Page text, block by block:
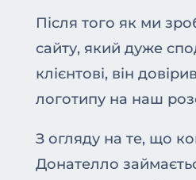
Після того як ми
сайту, який дуже
клієнтові, він
логотипу на наш
З огляду на те, що
Донателло